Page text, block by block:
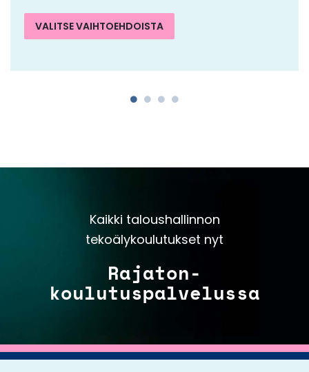
VALITSE VAIHTOEHDOISTA
Kaikki taloushallinnon
tekoälykoulutukset nyt
Rajaton-
koulutuspalvelussa